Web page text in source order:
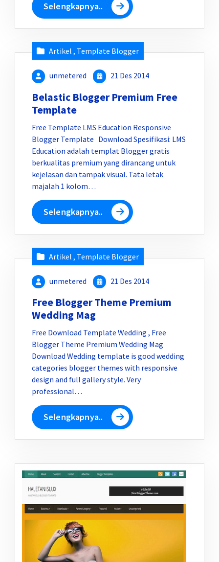
Selengkapnya..
Artikel , Template Blogger
unmetered 21 Des 2014
Belastic Blogger Premium Free
Template
Free Template LMS Education Responsive
Blogger Template Download Spesifikasi: LMS
Education adalah templat Blogger gratis
berkualitas premium yang dirancang untuk
kejelasan dan tampak visual. Tata letak
majalah 1 kolom…
Selengkapnya..
Artikel , Template Blogger
unmetered 21 Des 2014
Free Blogger Theme Premium
Wedding Mag
Free Download Template Wedding , Free
Blogger Theme Premium Wedding Mag
Download Wedding template is good wedding
categories blogger themes with responsive
design and full gallery style. Very
professional…
Selengkapnya..